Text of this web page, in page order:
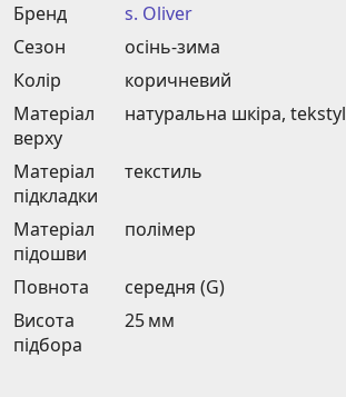
Бренд
s. Oliver
Сезон
осінь-зима
Колір
коричневий
Матеріал
верху
натуральна шкіра, tekstyl
Матеріал
підкладки
текстиль
Матеріал
підошви
полімер
Повнота
середня (G)
Висота
підбора
25 мм